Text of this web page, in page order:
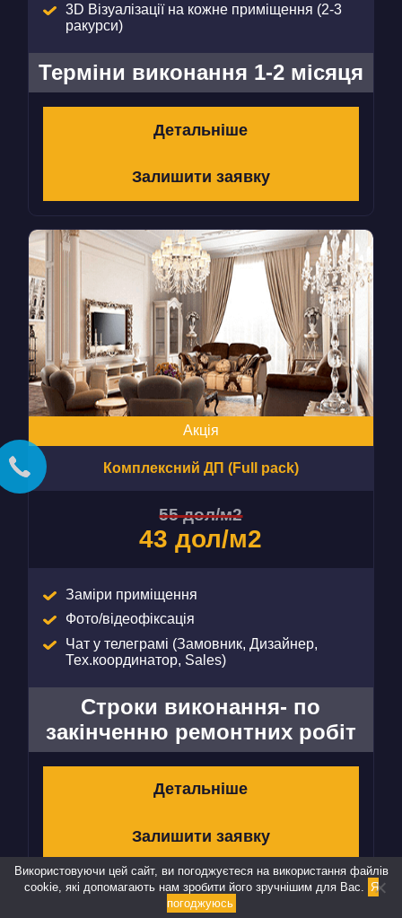
3D Візуалізації на кожне приміщення (2-3
ракурси)
Терміни виконання 1-2 місяця
Детальніше
Залишити заявку
Акція
Комплексний ДП (Full pack)
55 дол/м2
43 дол/м2
Заміри приміщення
Фото/відеофіксація
Чат у телеграмі (Замовник, Дизайнер,
Тех.координатор, Sales)
Строки виконання- по
закінченню ремонтних робіт
Детальніше
Залишити заявку
Використовуючи цей сайт, ви погоджуєтеся на використання файлів
cookie, які допомагають нам зробити його зручнішим для Вас. Я
погоджуюсь